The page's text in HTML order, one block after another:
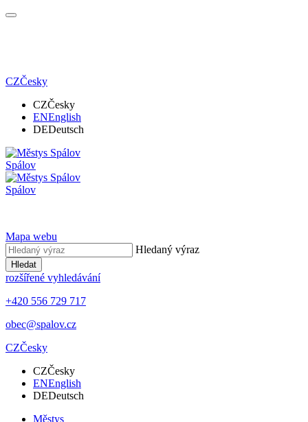
CZČesky
CZČesky
ENEnglish
DEDeutsch
Spálov
Spálov
Mapa webu
Hledaný výraz
Hledat
rozšířené vyhledávání
+420 556 729 717
obec@spalov.cz
CZČesky
CZČesky
ENEnglish
DEDeutsch
Městys